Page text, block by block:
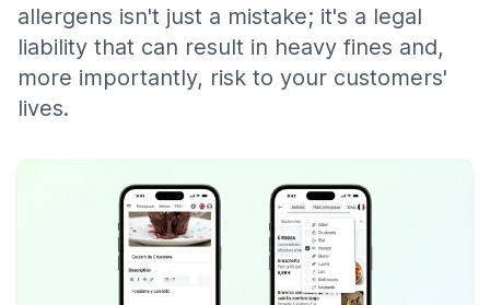
allergens isn't just a mistake; it's a legal
liability that can result in heavy fines and,
more importantly, risk to your customers'
lives.